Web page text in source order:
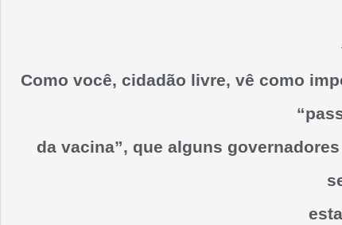
Como você, cidadão livre, vê como
da vacina”, que alguns